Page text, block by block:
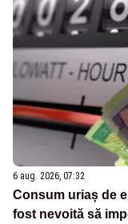
6 aug. 2026, 07:32
Consum uriaș de
fost nevoită să